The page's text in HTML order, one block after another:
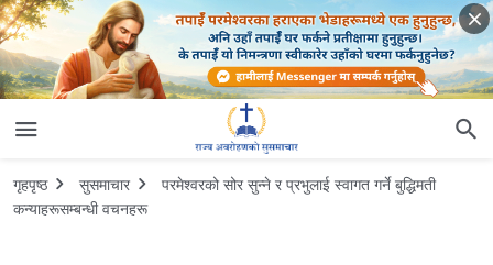
गृहपृष्ठ सुसमाचार
परमेश्‍वरको सोर सुन्ने र प्रभुलाई स्वागत गर्ने बुद्धिमती
कन्याहरूसम्बन्धी वचनहरू